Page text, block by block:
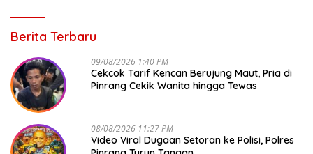
Berita Terbaru
09/08/2026 1:40 PM
Cekcok Tarif Kencan Berujung Maut, Pria di
Pinrang Cekik Wanita hingga Tewas
08/08/2026 11:27 PM
Video Viral Dugaan Setoran ke Polisi, Polres